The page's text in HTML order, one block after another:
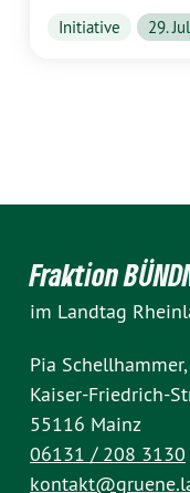
Initiative 29.
Fraktion
im Landtag
Pia
Kaiser-Friedrich-
55116 Mainz
06131 / 208 3130